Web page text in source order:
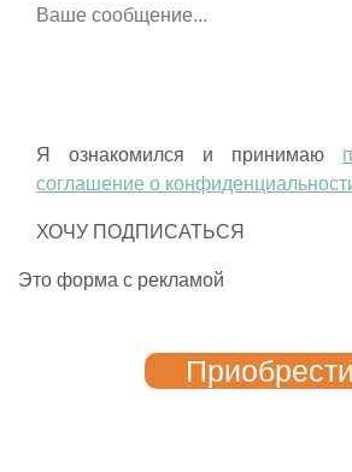
Я ознакомился и принимаю
соглашение о
Это форма с рекламой
Приобрести